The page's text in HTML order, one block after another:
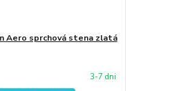
Aero sprchová stena zlatá
3-7 dni